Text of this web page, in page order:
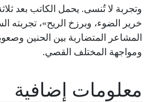
وتجربة لا تُنسى. يحمل الكاتب بعد
خرير الضوء، وبرزخ الريح»، تجربته
المشاعر المتضاربة بين الحنين
ومواجهة المختلف القصي.
معلومات إضافية